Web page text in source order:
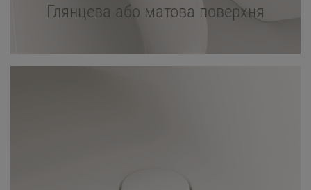
Глянцева або матова поверхня